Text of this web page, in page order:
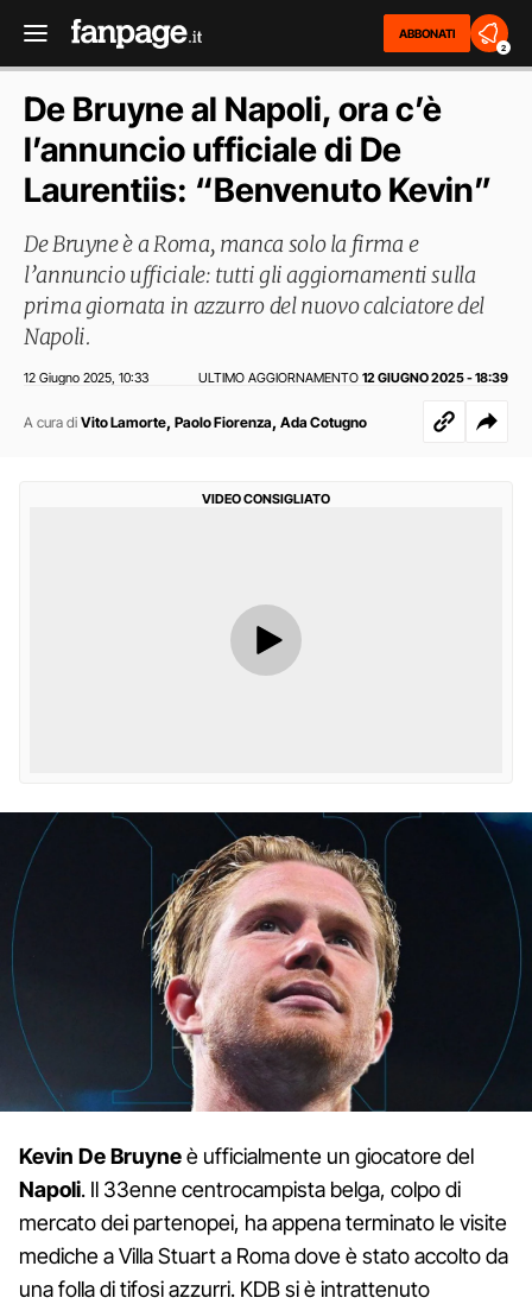
ABBONATI
2
De Bruyne al Napoli, ora c’è
l’annuncio ufficiale di De
Laurentiis: “Benvenuto Kevin”
De Bruyne è a Roma, manca solo la firma e
l’annuncio ufficiale: tutti gli aggiornamenti sulla
prima giornata in azzurro del nuovo calciatore del
Napoli.
12 Giugno 2025 10:33 ULTIMO AGGIORNAMENTO 12 GIUGNO 2025 - 18:39
A cura di Vito Lamorte, Paolo Fiorenza, Ada Cotugno
VIDEO CONSIGLIATO
Kevin De Bruyneè ufficialmente un giocatore del
Napoli. Il 33enne centrocampista belga, colpo di
mercato dei partenopei, ha appena terminato le visite
mediche a Villa Stuart a Roma dove è stato accolto da
una folla di tifosi azzurri. KDB si è intrattenuto